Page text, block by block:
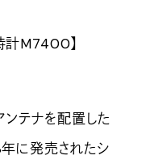
計M7400】
テナを配置した
に発売されたシ